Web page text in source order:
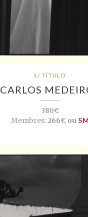
S/ TÍTULO
CARLOS
380€
Membres:266€ ou 5M